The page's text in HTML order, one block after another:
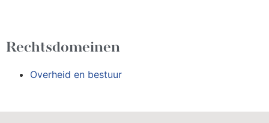
Rechtsdomeinen
Overheid en bestuur